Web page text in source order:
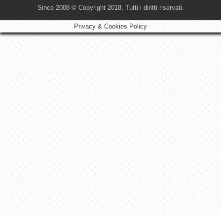
Since 2008 © Copyright 2018, Tutti i diritti riservati.
Privacy & Cookies Policy